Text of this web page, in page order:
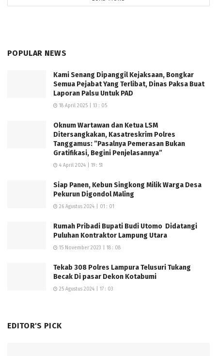
Dana Desa dengan dalih pihak ketiga,” imbuhnya. (D/R)
POPULAR NEWS
Kami Senang Dipanggil Kejaksaan, Bongkar
Semua Pejabat Yang Terlibat, Dinas Paksa Buat
Laporan Palsu Untuk PAD
18 April 2025 | 13 : 05
Oknum Wartawan dan Ketua LSM
Ditersangkakan, Kasatreskrim Polres
Tanggamus: ”Pasalnya Pemerasan Bukan
Gratifikasi, Begini Penjelasannya”
4 April 2024 | 19 : 51
Siap Panen, Kebun Singkong Milik Warga Desa
Pekurun Digondol Maling
26 Agustus 2024 | 01 : 01
Rumah Pribadi Bupati Budi Utomo Didatangi
Puluhan Kontraktor Lampung Utara
15 November 2023 | 18 : 08
Tekab 308 Polres Lampura Telusuri Tukang
Becak Di pasar Dekon Kotabumi
25 Agustus 2024 | 17 : 03
EDITOR'S PICK